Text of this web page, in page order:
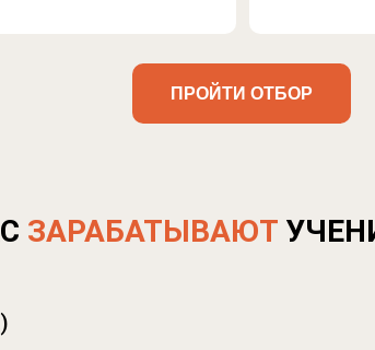
ПРОЙТИ ОТБОР
ЗАРАБАТЫВАЮТ